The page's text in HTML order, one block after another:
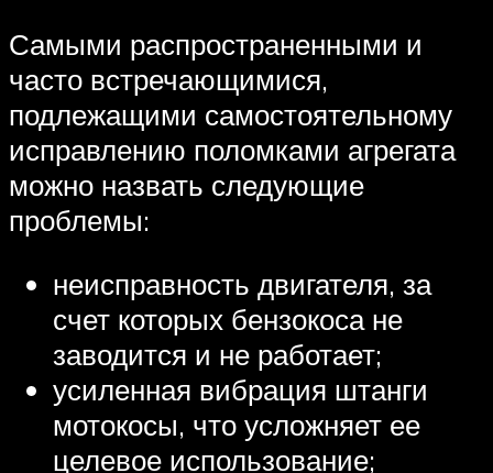
Самыми распространенными и
часто встречающимися,
подлежащими самостоятельному
исправлению поломками агрегата
можно назвать следующие
проблемы:
неисправность двигателя, за
счет которых бензокоса не
заводится и не работает;
усиленная вибрация штанги
мотокосы, что усложняет ее
целевое использование;